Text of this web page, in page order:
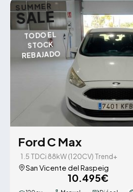
SUMMER
SALE
TODO EL
STOCK
REBAJADO
Ford C Max
1.5 TDCi 88kW (120CV) Trend+
San Vicente del Raspeig
10.495€